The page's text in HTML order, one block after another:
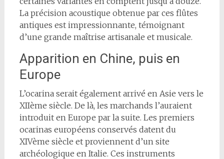
La précision acoustique obtenue par ces flûtes
antiques est impressionnante, témoignant
d’une grande maîtrise artisanale et musicale.
Apparition en Chine, puis en
Europe
L’ocarina serait également arrivé en Asie vers le
XIIème siècle. De là, les marchands l’auraient
introduit en Europe par la suite. Les premiers
ocarinas européens conservés datent du
XIVème siècle et proviennent d’un site
archéologique en Italie. Ces instruments